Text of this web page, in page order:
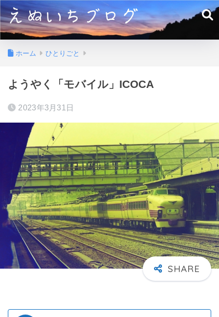
ホーム ひとりごと
ようやく「モバイル」ICOCA
2023年3月31日